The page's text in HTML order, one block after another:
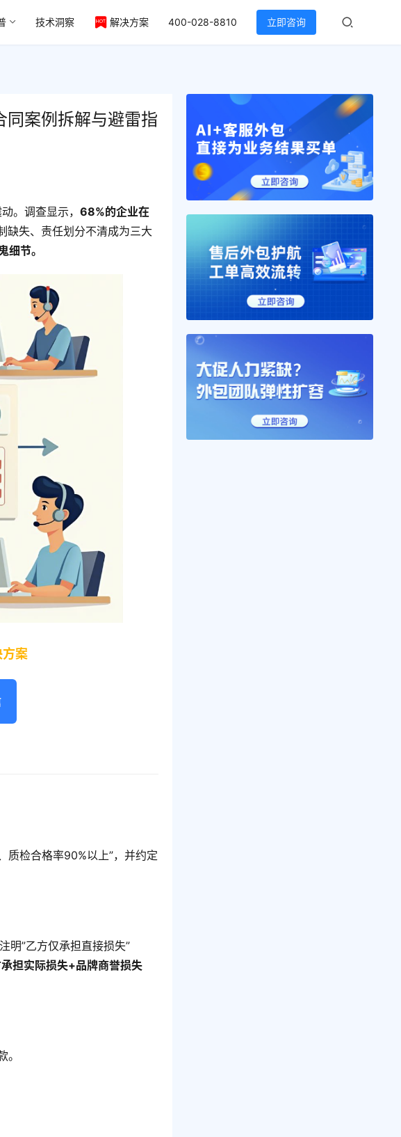
技术洞察 解决方案 400-028-8810 立即咨询
同案例拆解与避雷指
。调查显示，68%的企业在
缺失、责任划分不清成为三大
细节。
案
质检合格率90%以上”，并约定
明”乙方仅承担直接损失”
承担实际损失+品牌商誉损失